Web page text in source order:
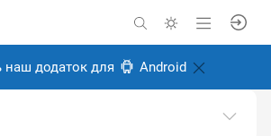
наш додаток для Android